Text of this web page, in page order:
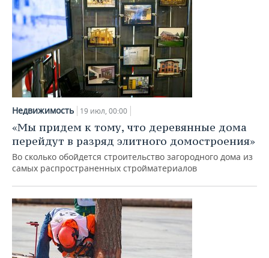
Недвижимость 19 июл, 00:00
«Мы придем к тому, что деревянные дома
перейдут в разряд элитного домостроения»
Во сколько обойдется строительство загородного дома из
самых распространенных стройматериалов